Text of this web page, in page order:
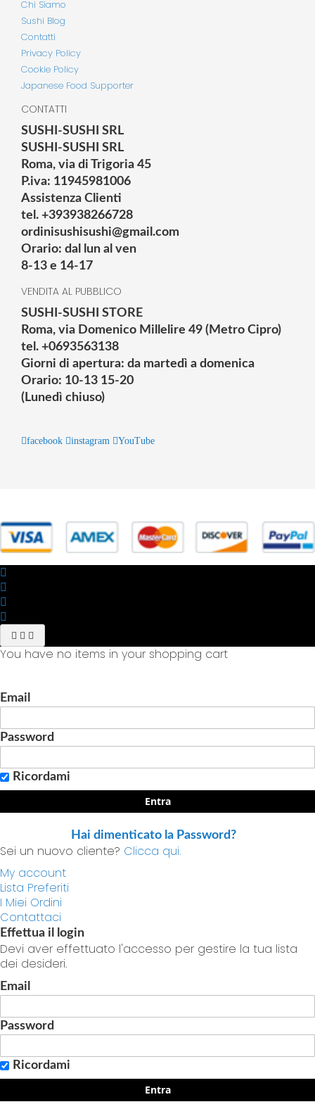
Chi Siamo
Sushi Blog
Contatti
Privacy Policy
Cookie Policy
Japanese Food Supporter
CONTATTI
SUSHI-SUSHI SRL
SUSHI-SUSHI SRL
Roma, via di Trigoria 45
P.iva: 11945981006
Assistenza Clienti
tel. +393938266728
ordinisushisushi@gmail.com
Orario: dal lun al ven
8-13 e 14-17
VENDITA AL PUBBLICO
SUSHI-SUSHI STORE
Roma, via Domenico Millelire 49 (Metro Cipro)
tel. +0693563138
Giorni di apertura: da martedì a domenica
Orario: 10-13 15-20
(Lunedì chiuso)
facebook instagram YouTube
You have no items in your shopping cart
Email
Password
Ricordami
Entra
Hai dimenticato la Password?
Sei un nuovo cliente? Clicca qui.
My account
Lista Preferiti
I Miei Ordini
Contattaci
Effettua il login
Devi aver effettuato l'accesso per gestire la tua lista
dei desideri.
Email
Password
Ricordami
Entra